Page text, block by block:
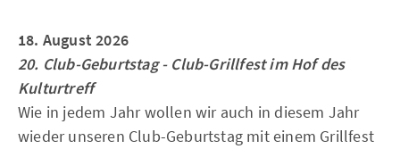
18. August 2026
20. Club-Geburtstag - Club-Grillfest im Hof des
Kulturtreff
Wie in jedem Jahr wollen wir auch in diesem Jahr
wieder unseren Club-Geburtstag mit einem Grillfest